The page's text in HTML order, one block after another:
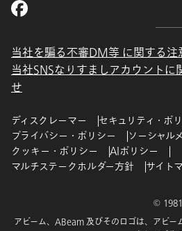
当社を騙る不審DM等 に関する
当社SNSなりすましアカウント
せ
ディスクレーマー
セキュリティ・ポ
プライバシー・ポリシー
ソーシャル
クッキー・ポリシー
AIポリシー
マルチステークホルダー方針
サイト
©
アビーム、ABeam 及びそのロゴは、アビー